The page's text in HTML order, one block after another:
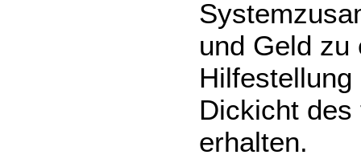
und Geld
Dickicht
erhalten.